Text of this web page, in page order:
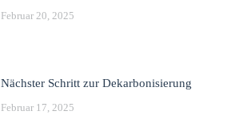
Februar 20, 2025
Nächster Schritt zur Dekarbonisierung
Februar 17, 2025